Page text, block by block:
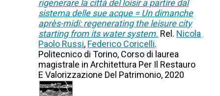
rigenerare la città del loisir a partire dal
sistema delle sue acque = Un dimanche
après-midi: regenerating the leisure city
starting from its water system. Rel. Nicola
Paolo Russi, Federico Coricelli.
Politecnico di Torino, Corso di laurea
magistrale in Architettura Per Il Restauro
E Valorizzazione Del Patrimonio, 2020